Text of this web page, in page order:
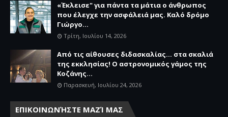
«Έκλεισε" για πάντα τα μάτια ο άνθρωπος
που έλεγχε την ασφάλειά μας. Καλό δρόμο
Γιώργο...
Τρίτη, Ιουλίου 14, 2026
Από τις αίθουσες διδασκαλίας… στα σκαλιά
της εκκλησίας! Ο αστρονομικός γάμος της
Κοζάνης...
Παρασκευή, Ιουλίου 24, 2026
ΕΠΙΚΟΙΝΩΝΉΣΤΕ ΜΑΖΊ ΜΑΣ